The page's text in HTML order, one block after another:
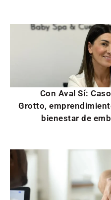
Con Aval Sí:
Grotto,
bienestar de